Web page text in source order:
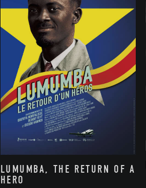
LUMUMBA, THE RETURN OF A
HERO